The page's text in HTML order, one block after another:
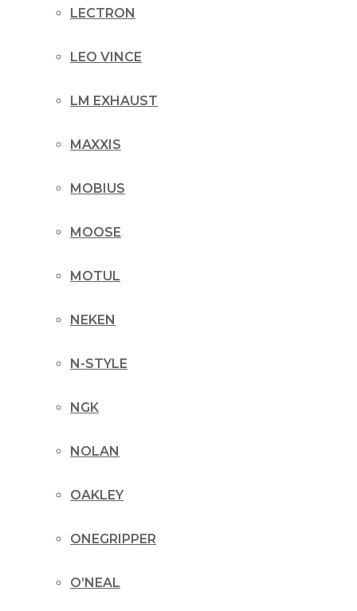
LECTRON
LEO VINCE
LM EXHAUST
MAXXIS
MOBIUS
MOOSE
MOTUL
NEKEN
N-STYLE
NGK
NOLAN
OAKLEY
ONEGRIPPER
O’NEAL